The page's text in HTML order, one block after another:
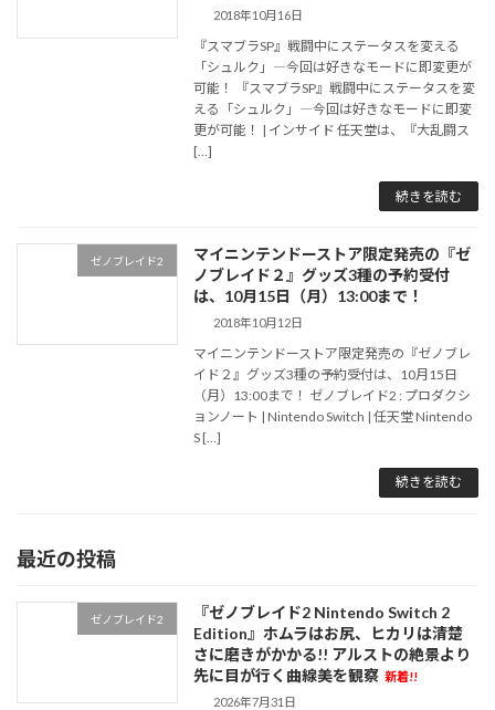
2018年10月16日
『スマブラSP』戦闘中にステータスを変える
「シュルク」―今回は好きなモードに即変更が
可能！ 『スマブラSP』戦闘中にステータスを変
える「シュルク」―今回は好きなモードに即変
更が可能！ | インサイド 任天堂は、『大乱闘ス
[…]
続きを読む
ゼノブレイド2
マイニンテンドーストア限定発売の『ゼ
ノブレイド２』グッズ3種の予約受付
は、10月15日（月）13:00まで！
2018年10月12日
マイニンテンドーストア限定発売の『ゼノブレ
イド２』グッズ3種の予約受付は、10月15日
（月）13:00まで！ ゼノブレイド2 : プロダクシ
ョンノート | Nintendo Switch | 任天堂 Nintendo
S […]
続きを読む
最近の投稿
ゼノブレイド2
『ゼノブレイド2 Nintendo Switch 2
Edition』ホムラはお尻、ヒカリは清楚
さに磨きがかかる!! アルストの絶景より
先に目が行く曲線美を観察 新着!!
2026年7月31日